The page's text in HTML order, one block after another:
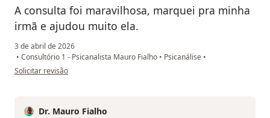
A consulta foi maravilhosa, marquei pra minha
irmã e ajudou muito ela.
3 de abril de 2026
• Consultório 1 - Psicanalista Mauro Fialho • Psicanálise •
na opinião do utilizador Thamires
Solicitar revisão
Dr. Mauro Fialho